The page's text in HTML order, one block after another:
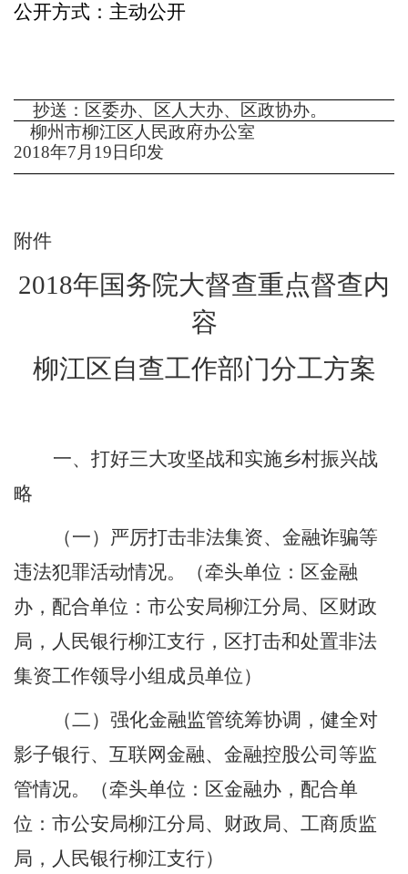
公开方式： 主动公开
抄送：区委办、区人大办、区政协办。
柳州市柳江区人民政府办公室
2018年7月 19 日印发
附件
2018年国务院大督查重点督查内
容
柳江区自查工作部门分工方案
一、打好三大攻坚战和实施乡村振兴战
略
（一）严厉打击非法集资、金融诈骗等
违法犯罪活动情况。
（牵头单位：区金融
办，配合单位：市公安局柳江分局、区财政
局，人民银行柳江支行，区打击和处置非法
集资工作领导小组成员单位）
（二）强化金融监管统筹协调，健全对
影子银行、互联网金融、金融控股公司等监
管情况。
（牵头单位：区金融办，配合单
位：市公安局柳江分局、财政局、工商质监
局，人民银行柳江支行）